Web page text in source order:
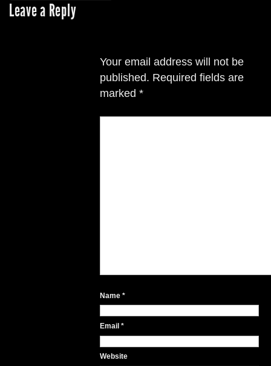
Leave a Reply
Your email address will not be
published. Required fields are
marked *
Name *
Email *
Website